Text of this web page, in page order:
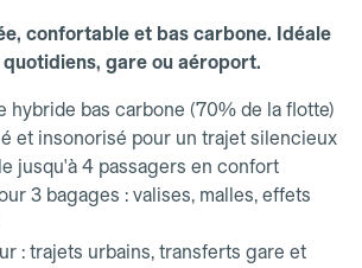
confortable et bas carbone. Idéale
gare ou aéroport.
hybride bas carbone (70% de la flotte)
et insonorisé pour un trajet silencieux
jusqu'à 4 passagers en confort
3 bagages : valises, malles, effets
: trajets urbains, transferts gare et